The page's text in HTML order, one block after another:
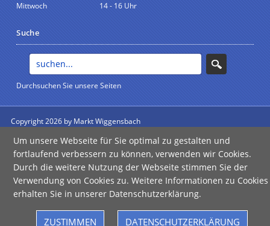
Mittwoch
14 - 16 Uhr
Suche
Durchsuchen Sie unsere Seiten
Copyright 2026 by Markt Wiggensbach
Impressum
| Datenschutz | Barrierefreiheit
Um unsere Webseite für Sie optimal zu gestalten und
fortlaufend verbessern zu können, verwenden wir Cookies.
Durch die weitere Nutzung der Webseite stimmen Sie der
Verwendung von Cookies zu. Weitere Informationen zu Cookies
erhalten Sie in unserer Datenschutzerklärung.
ZUSTIMMEN DATENSCHUTZERKLÄRUNG
Failed to load assistant data